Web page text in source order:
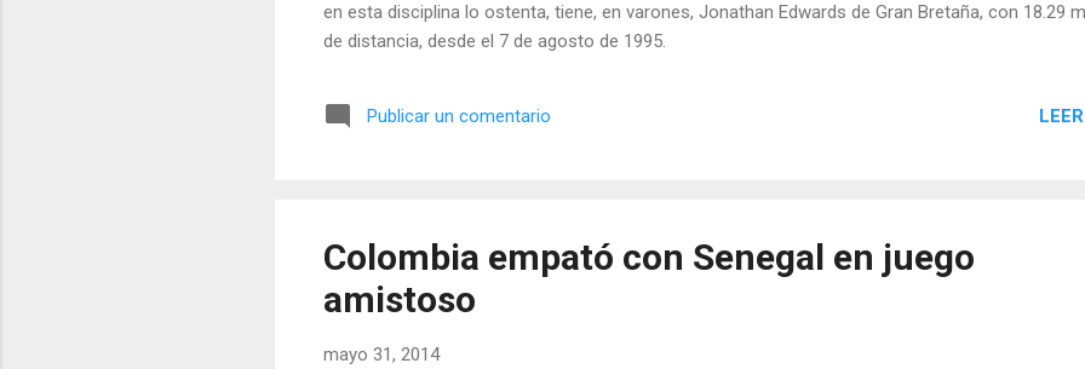
en esta disciplina lo ostenta, tiene, en varones, Jonathan Edwards de Gran Bretaña, con 18.29
de distancia, desde el 7 de agosto de 1995.
Publicar un comentario
Colombia empató con Senegal en juego
amistoso
mayo 31, 2014